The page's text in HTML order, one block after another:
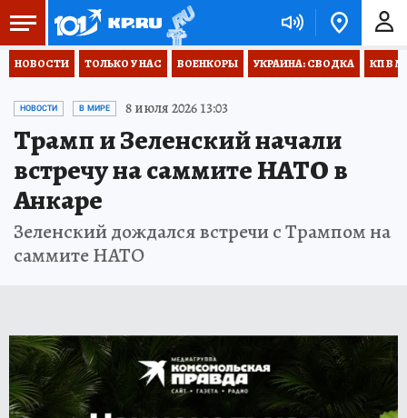
НОВОСТИ ТОЛЬКО У НАС ВОЕНКОРЫ УКРАИНА: СВОДКА КП В
НОВОСТИ В МИРЕ 8 июля 2026 13:03
Трамп и Зеленский начали
встречу на саммите НАТО в
Анкаре
Зеленский дождался встречи с Трампом на
саммите НАТО